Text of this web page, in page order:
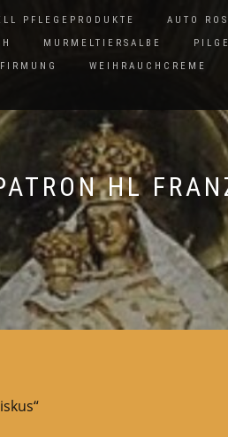
PFLEGEPRODUKTE AUTO
MURMELTIERSALBE
WEIHRAUCHCREME
HL